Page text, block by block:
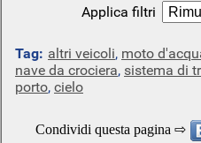
Applica filtri
Tag: altri veicoli, moto
nave da crociera, sistema di
porto, cielo